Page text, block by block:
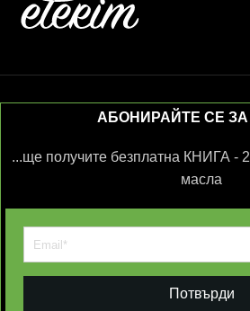
АБОНИРАЙТЕ СЕ ЗА
...ще получите безплатна КНИГА -
масла
Потвърди